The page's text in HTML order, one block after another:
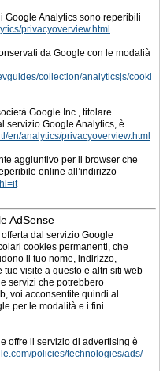
Google Analytics sono reperibili
privacyoverview.html
da Google con le modalià
collection/analyticsjs/cooki
Google Inc., titolare
servizio Google Analytics, è
en/analytics/privacyoverview.html
aggiuntivo per il browser che
online all’indirizzo
AdSense
dal servizio Google
cookies permanenti, che
il tuo nome, indirizzo,
visite a questo e altri siti web
servizi che potrebbero
voi acconsentite quindi al
per le modalità e i fini
offre il servizio di advertising è
policies/technologies/ads/